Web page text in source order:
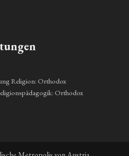
Religion: Orthodox
Orthodox